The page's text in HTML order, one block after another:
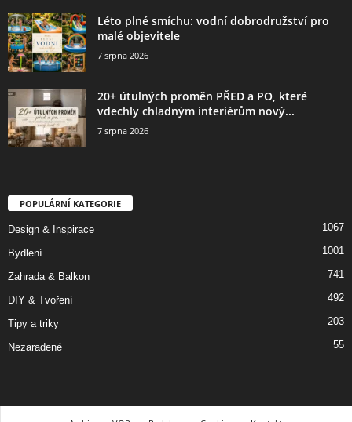
Léto plné smíchu: vodní dobrodružství pro
malé objevitele
7 srpna 2026
20+ útulných proměn PŘED a PO, které
vdechly chladným interiérům nový...
7 srpna 2026
POPULÁRNÍ KATEGORIE
Design & Inspirace 1067
Bydlení 1001
Zahrada & Balkon 741
DIY & Tvoření 492
Tipy a triky 203
Nezaradené 55